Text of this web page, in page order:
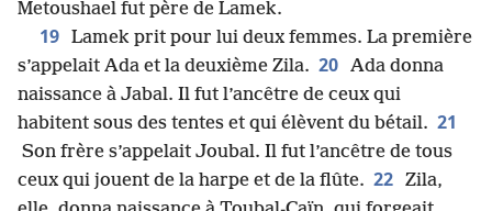
Metoushael fut père de Lamek.
19 Lamek prit pour lui deux femmes. La première
s’appelait Ada et la deuxième Zila. 20 Ada donna
naissance à Jabal. Il fut l’ancêtre de ceux qui
habitent sous des tentes et qui élèvent du bétail. 21
Son frère s’appelait Joubal. Il fut l’ancêtre de tous
ceux qui jouent de la harpe et de la flûte. 22 Zila,